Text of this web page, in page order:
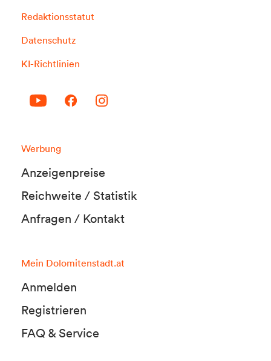
Redaktionsstatut
Datenschutz
KI-Richtlinien
Werbung
Anzeigenpreise
Reichweite / Statistik
Anfragen / Kontakt
Mein Dolomitenstadt.at
Anmelden
Registrieren
FAQ & Service